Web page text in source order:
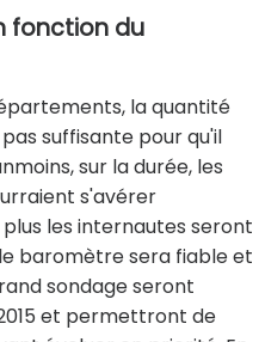
fonction du
la quantité
suffisante pour qu'il
sur la durée, les
s'avérer
les internautes seront
baromètre sera fiable et
sondage seront
et permettront de